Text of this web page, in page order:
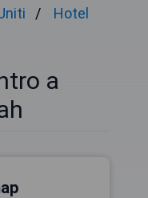
Hotel
a